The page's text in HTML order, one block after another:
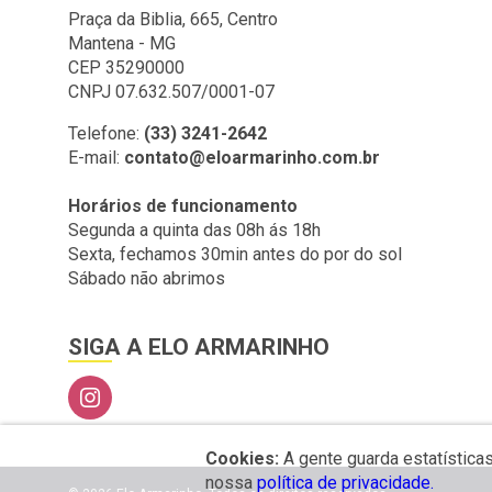
Praça da Biblia, 665, Centro
Mantena - MG
CEP 35290000
CNPJ 07.632.507/0001-07
Telefone: (33) 3241-2642
E-mail: contato@eloarmarinho.com.br
Horários de funcionamento
Segunda a quinta das 08h ás 18h
Sexta, fechamos 30min antes do por do sol
Sábado não abrimos
SIGA A ELO ARMARINHO
Cookies: A gente guarda
nossa política de privacidade.